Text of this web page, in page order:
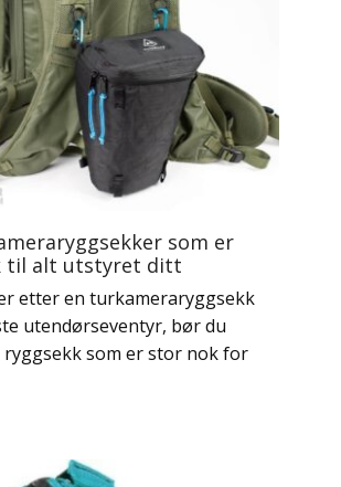
som er
til alt utstyret ditt
etter en turkameraryggsekk
utendørseventyr, bør du
ryggsekk som er stor nok for